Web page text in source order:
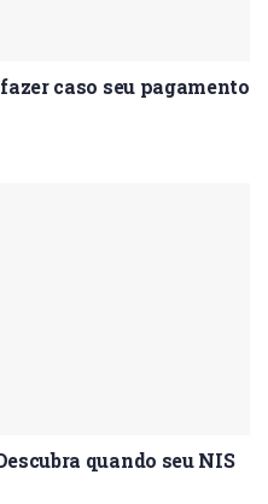
caso seu pagamento
quando seu NIS